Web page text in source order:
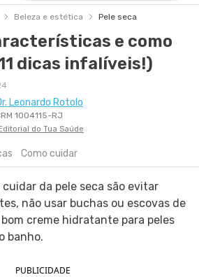
SAÚDE NAS REDES SOCIAIS
Beleza e estética Pele seca
e como
dicas infalíveis!)
Leonardo Rotolo
1004115-RJ
do Tua Saúde
Como cuidar
da pele seca são evitar
não usar buchas ou escovas de
creme hidratante para peles
banho.
PUBLICIDADE